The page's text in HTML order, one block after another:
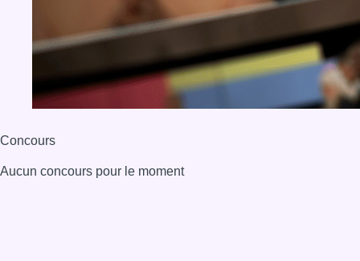
Concours
Aucun concours pour le moment